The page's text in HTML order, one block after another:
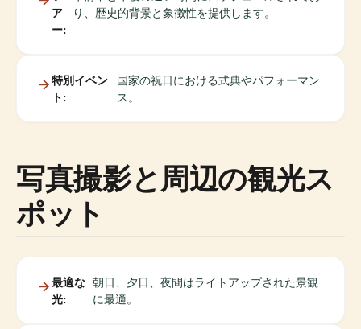
ア
ー:
り、歴史的背景と象徴性を提供します。
特別イベン
ト:
国家の祝日における式典やパフォーマン
ス。
写真撮影と周辺の観光ス
ポット
最適な
光:
朝日、夕日、夜間はライトアップされた景観
に最適。